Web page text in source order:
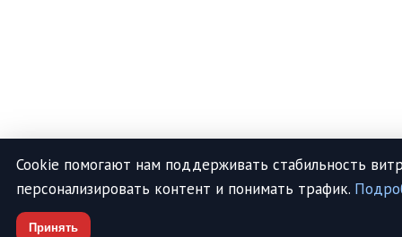
Cookie помогают нам поддерживать стабильность
персонализировать контент и понимать трафик.
Принять